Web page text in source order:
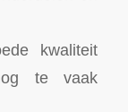
kwaliteit
te vaak